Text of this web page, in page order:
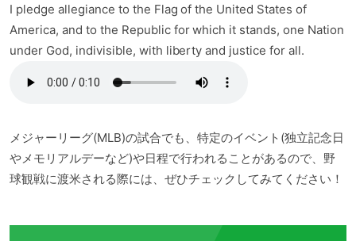
I pledge allegiance to the Flag of the United States of
America, and to the Republic for which it stands, one Nation
under God, indivisible, with liberty and justice for all.
メジャーリーグ(MLB)の試合でも、特定のイベント(独立記念日
やメモリアルデーなど)や日程で行われることがあるので、野
球観戦に渡米される際には、ぜひチェックしてみてください！